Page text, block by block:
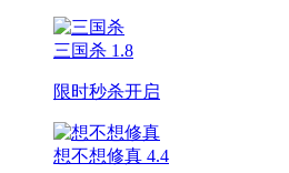
三国杀 1.8
限时秒杀开启
想不想修真 4.4